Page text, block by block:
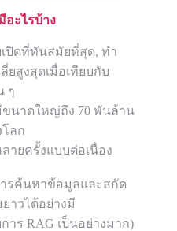
อะไรบ้าง
ปิดที่ทันสมัยที่สุด, ทำ
ยสูงสุดเมื่อเทียบกับ
ๆ
ขนาดใหญ่ถึง 70 พันล้าน
ลก
ายครั้งแบบต่อเนื่อง
รค้นหาข้อมูลและสกัด
าวได้อย่างมี
ร RAG เป็นอย่างมาก)